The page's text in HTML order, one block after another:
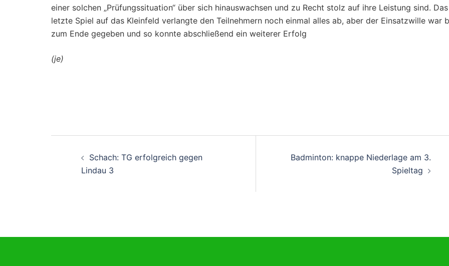
einer solchen „Prüfungssituation“ über sich hinauswachsen und zu Recht stolz auf ihre Leistung sind. Das
letzte Spiel auf das Kleinfeld verlangte den Teilnehmern noch einmal alles ab, aber der Einsatzwille war
zum Ende gegeben und so konnte abschließend ein weiterer Erfolg
(je)
Beitragsnavigation
Schach: TG erfolgreich gegen
Lindau 3
Badminton: knappe Niederlage am 3.
Spieltag